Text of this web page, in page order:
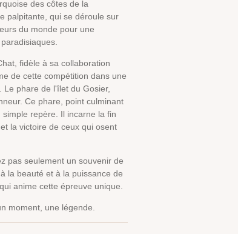
des côtes de la
palpitante, qui se déroule sur
du monde pour une
fidèle à sa collaboration
de cette compétition dans une
phare de l'îlet du Gosier,
Ce phare, point culminant
repère. Il incarne la fin
la victoire de ceux qui osent
pas seulement un souvenir de
la beauté et à la puissance de
anime cette épreuve unique.
moment, une légende.